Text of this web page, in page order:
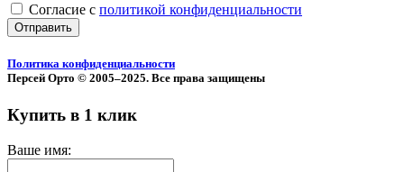
Согласие с политикой конфиденциальности
Отправить
Политика конфиденциальности
Персей Орто © 2005–2025. Все права защищены
Купить в 1 клик
Ваше имя: